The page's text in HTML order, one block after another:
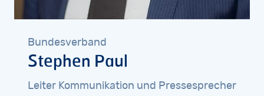
Bundesverband
Stephen Paul
Leiter Kommunikation und Pressesprecher